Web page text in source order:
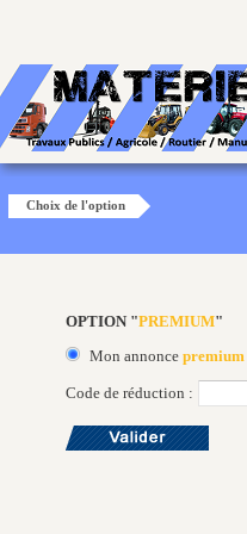
Choix de l'option
OPTION "PREMIUM"
Mon annonce premium
Code de réduction :